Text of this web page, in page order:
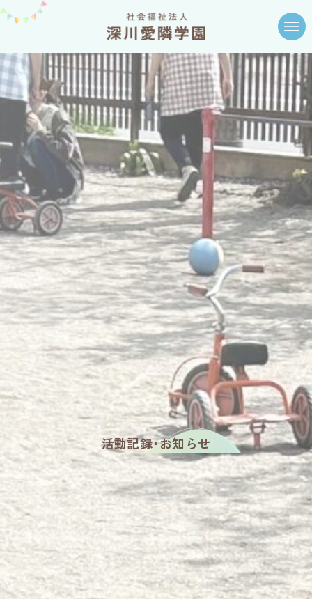
活動記録・お知らせ